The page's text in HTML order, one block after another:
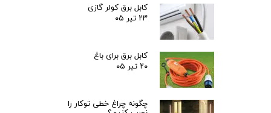
کابل برق کولر گازی
۲۳ تیر ۰۵
کابل برق برای باغ
۲۰ تیر ۰۵
چگونه چراغ خطی توکار را